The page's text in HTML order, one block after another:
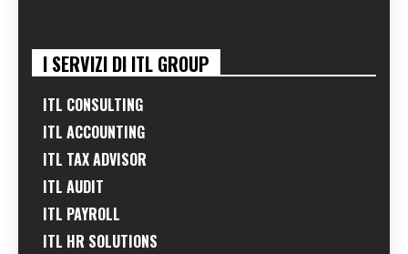
I SERVIZI DI ITL GROUP
ITL CONSULTING
ITL ACCOUNTING
ITL TAX ADVISOR
ITL AUDIT
ITL PAYROLL
ITL HR SOLUTIONS